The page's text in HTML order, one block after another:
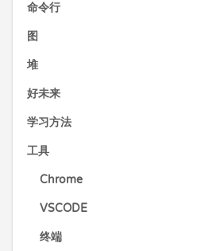
命令行
图
堆
好未来
学习方法
工具
Chrome
VSCODE
终端